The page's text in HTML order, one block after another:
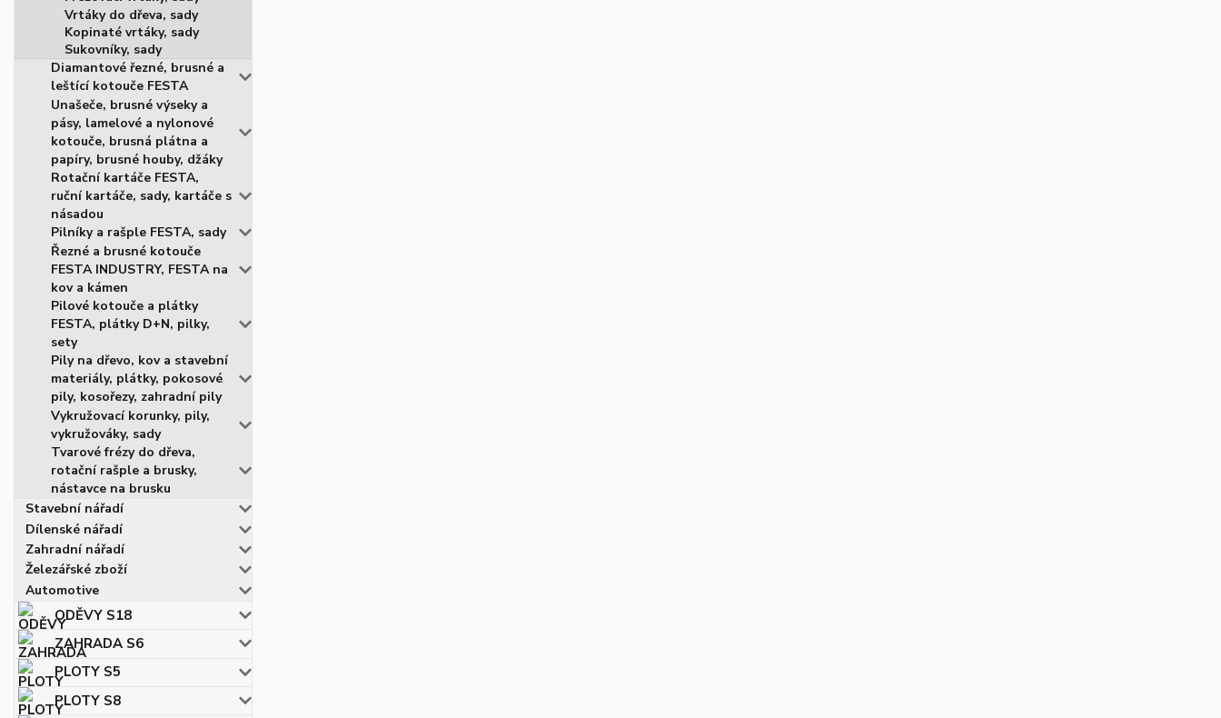
Vrtáky do dřeva, sady
Kopinaté vrtáky, sady
Sukovníky, sady
Diamantové řezné, brusné a
leštící kotouče FESTA
Unašeče, brusné výseky a
pásy, lamelové a nylonové
kotouče, brusná plátna a
papíry, brusné houby, džáky
Rotační kartáče FESTA,
ruční kartáče, sady, kartáče s
násadou
Pilníky a rašple FESTA, sady
Řezné a brusné kotouče
FESTA INDUSTRY, FESTA na
kov a kámen
Pilové kotouče a plátky
FESTA, plátky D+N, pilky,
sety
Pily na dřevo, kov a stavební
materiály, plátky, pokosové
pily, kosořezy, zahradní pily
Vykružovací korunky, pily,
vykružováky, sady
Tvarové frézy do dřeva,
rotační rašple a brusky,
nástavce na brusku
Stavební nářadí
Dílenské nářadí
Zahradní nářadí
Železářské zboží
Automotive
ODĚVY S18
ZAHRADA S6
PLOTY S5
PLOTY S8